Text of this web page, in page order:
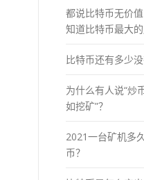
都说比特币无价
知道比特币最大的
比特币还有多少
为什么有人说“炒
如挖矿”？
2021一台矿机多
币？